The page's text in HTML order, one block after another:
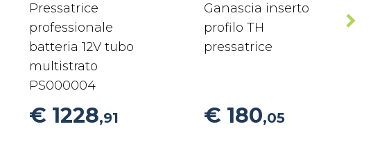
Pressatrice
professionale
batteria 12V tubo
multistrato
PS000004
€ 1228,91
Ganascia inserto
profilo TH
pressatrice
€ 180,05